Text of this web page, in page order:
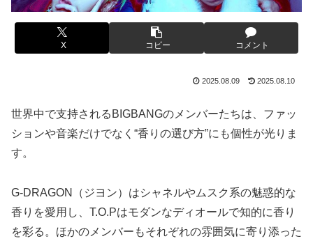
X コピー コメント
2025.08.09 2025.08.10
世界中で支持されるBIGBANGのメンバーたちは、ファッ
ションや音楽だけでなく“香りの選び方”にも個性が光りま
す。
G-DRAGON（ジヨン）はシャネルやムスク系の魅惑的な
香りを愛用し、T.O.Pはモダンなディオールで知的に香り
を彩る。ほかのメンバーもそれぞれの雰囲気に寄り添った